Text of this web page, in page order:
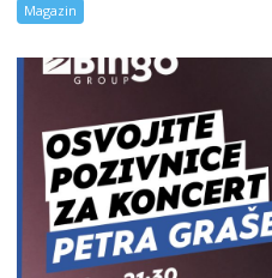
Magazin